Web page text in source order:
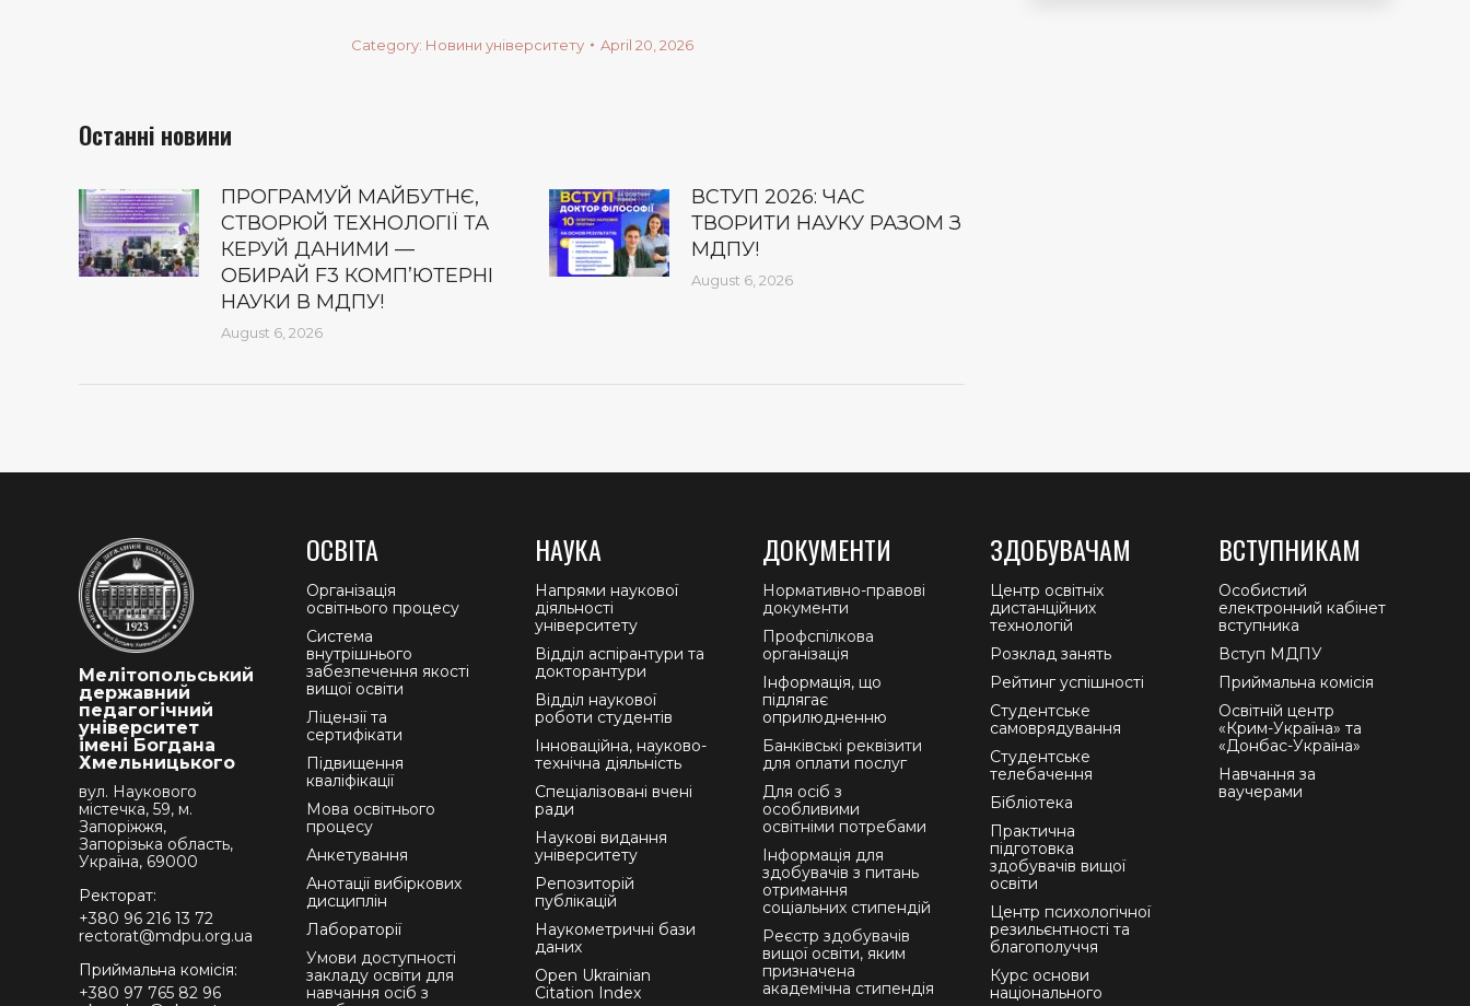
Category: Новини університету April 20, 2026
Останні новини
ПРОГРАМУЙ МАЙБУТНЄ,
СТВОРЮЙ ТЕХНОЛОГІЇ ТА
КЕРУЙ ДАНИМИ —
ОБИРАЙ F3 КОМП’ЮТЕРНІ
НАУКИ В МДПУ!
August 6, 2026
ВСТУП 2026: ЧАС
ТВОРИТИ НАУКУ РАЗОМ З
МДПУ!
August 6, 2026
Мелітопольський
державний
педагогічний
університет
імені Богдана
Хмельницького
вул. Наукового
містечка, 59, м.
Запоріжжя,
Запорізька область,
Україна, 69000
Ректорат:
+380 96 216 13 72
rectorat@mdpu.org.ua
Приймальна комісія:
+380 97 765 82 96
ОСВІТА
Організація
освітнього процесу
Система
внутрішнього
забезпечення якості
вищої освіти
Ліцензії та
сертифікати
Підвищення
кваліфікації
Мова освітнього
процесу
Анкетування
Анотації вибіркових
дисциплін
Лабораторії
Умови доступності
закладу освіти для
навчання осіб з
НАУКА
Напрями наукової
діяльності
університету
Відділ аспірантури та
докторантури
Відділ наукової
роботи студентів
Інноваційна, науково-
технічна діяльність
Спеціалізовані вчені
ради
Наукові видання
університету
Репозиторій
публікацій
Наукометричні бази
даних
Open Ukrainian
Citation Index
ДОКУМЕНТИ
Нормативно-правові
документи
Профспілкова
організація
Інформація, що
підлягає
оприлюдненню
Банківські реквізити
для оплати послуг
Для осіб з
особливими
освітніми потребами
Інформація для
здобувачів з питань
отримання
соціальних стипендій
Реєстр здобувачів
вищої освіти, яким
призначена
академічна стипендія
ЗДОБУВАЧАМ
Центр освітніх
дистанційних
технологій
Розклад занять
Рейтинг успішності
Студентське
самоврядування
Студентське
телебачення
Бібліотека
Практична
підготовка
здобувачів вищої
освіти
Центр психологічної
резильєнтності та
благополуччя
Курс основи
національного
ВСТУПНИКАМ
Особистий
електронний кабінет
вступника
Вступ МДПУ
Приймальна комісія
Освітній центр
«Крим-Україна» та
«Донбас-Україна»
Навчання за
ваучерами